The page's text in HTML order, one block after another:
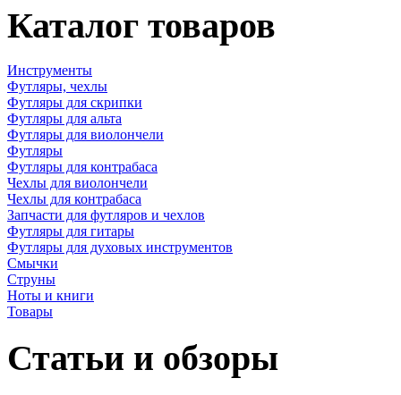
Каталог товаров
Инструменты
Футляры, чехлы
Футляры для скрипки
Футляры для альта
Футляры для виолончели
Футляры
Футляры для контрабаса
Чехлы для виолончели
Чехлы для контрабаса
Запчасти для футляров и чехлов
Футляры для гитары
Футляры для духовых инструментов
Смычки
Струны
Ноты и книги
Товары
Статьи и обзоры